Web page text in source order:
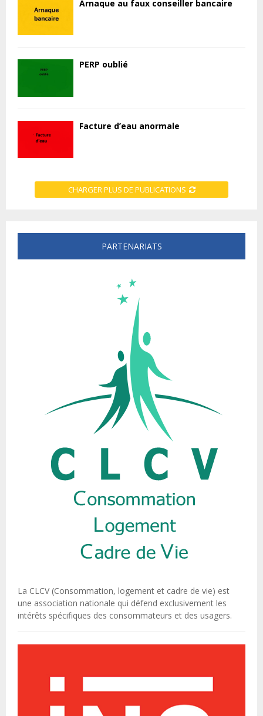
Arnaque au faux conseiller bancaire
PERP oublié
Facture d’eau anormale
CHARGER PLUS DE PUBLICATIONS
PARTENARIATS
La CLCV (Consommation, logement et cadre de vie) est
une association nationale qui défend exclusivement les
intérêts spécifiques des consommateurs et des usagers.